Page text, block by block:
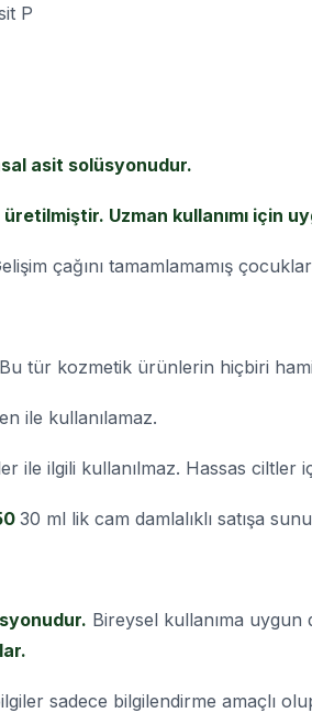
P
asit solüsyonudur.
Uzman kullanımı için
çağını tamamlamamış
Bu tür kozmetik ürünlerin hiçbiri
ile kullanılamaz.
ile ilgili kullanılmaz. Hassas ciltler
30 ml lik cam damlalıklı satışa
Bireysel kullanıma uygun
sadece bilgilendirme amaçlı